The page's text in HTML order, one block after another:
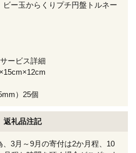
ー玉からくりプチ円盤トルネー
ービス詳細
）25個
返礼品注記
3月～9月の寄付は2か月程、10